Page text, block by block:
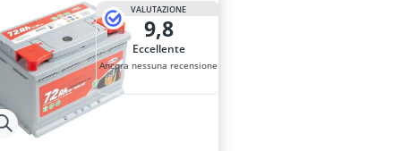
VALUTAZIONE
9,8
Eccellente
Ancora nessuna recensione